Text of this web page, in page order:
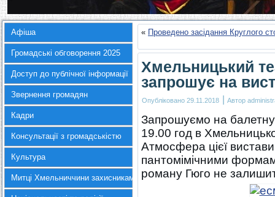
Афіша
Громадські обговорення 2025
Доступ до публічної інформації
Звернення громадян
Кадри
Консультації з громадськістю
Культура
Митці Хмельниччини захисникам України
« Проведено засідання Круглого
Хмельницький
запрошує на
Опубліковано 29.11.2018 | Автор
Запрошуємо на
19.00 год в
Атмосфера цієї
пантомімічними
роману Гюго не